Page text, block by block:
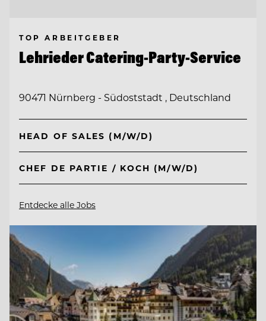
TOP ARBEITGEBER
Lehrieder Catering-Party-Service
90471 Nürnberg - Südoststadt , Deutschland
HEAD OF SALES (M/W/D)
CHEF DE PARTIE / KOCH (M/W/D)
Entdecke alle Jobs